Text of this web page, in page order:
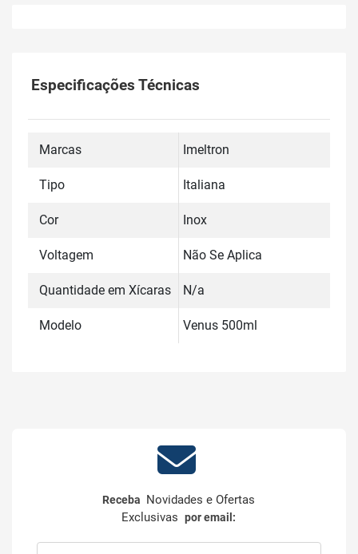
Especificações Técnicas
Marcas Imeltron
Tipo Italiana
Cor Inox
Voltagem Não Se Aplica
Quantidade em Xícaras N/a
Modelo Venus 500ml
Receba Novidades e Ofertas
Exclusivaspor email: